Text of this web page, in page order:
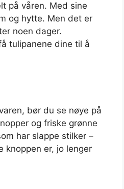
på våren. Med sine
og hytte. Men det er
noen dager.
tulipanene dine til å
bør du se nøye på
og friske grønne
har slappe stilker –
knoppen er, jo lenger